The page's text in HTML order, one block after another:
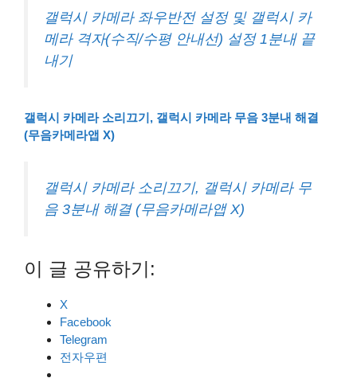
갤럭시 카메라 좌우반전 설정 및 갤럭시 카
메라 격자(수직/수평 안내선) 설정 1분내 끝
내기
갤럭시 카메라 소리끄기, 갤럭시 카메라 무음 3분내 해결
(무음카메라앱 X)
갤럭시 카메라 소리끄기, 갤럭시 카메라 무
음 3분내 해결 (무음카메라앱 X)
이 글 공유하기:
X
Facebook
Telegram
전자우편